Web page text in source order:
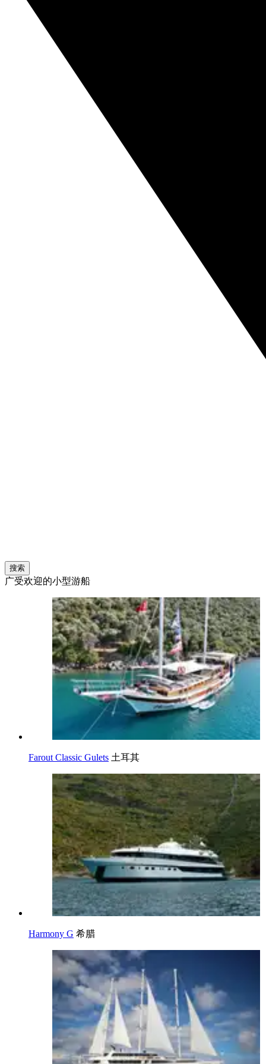
搜索
广受欢迎的小型游船
Farout Classic Gulets 土耳其
Harmony G 希腊